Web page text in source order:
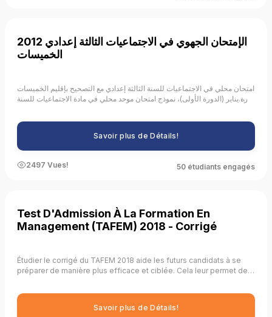
الإمتحان الجهوي في الاجتماعيات الثالثة إعدادي 2012
الخميسات
امتحان محلي في الاجتماعيات للسنة الثالثة إعدادي مع التصحيح بإقليم الخميسات
دورة يناير (الدورة الأولى)، نموذج امتحان موحد محلي في مادة الاجتماعيات للسنة
Savoir plus de Détails!
2497 Vues! 50 étudiants engagés
Test D'Admission À La Formation En
Management (TAFEM) 2018 - Corrigé
Étudier le corrigé du TAFEM 2018 aide les futurs candidats à se
préparer de manière plus efficace et ciblée. Cela leur permet de
développer des stratégies de réponse efficaces, et de se
familiariser avec les attentes des évaluateurs.
Savoir plus de Détails!